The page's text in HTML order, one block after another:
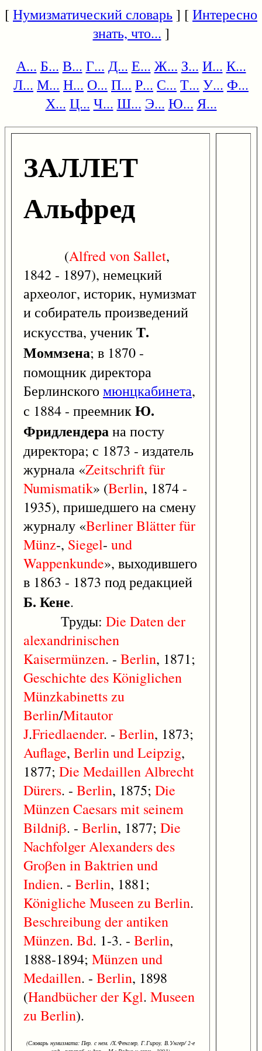
[Нумизматический словарь] [Интересно
знать, что... ]
А... Б... В... Г... Д... Е... Ж... З... И... К...
Л... М... Н... О... П... Р... С... Т... У... Ф...
Х... Ц... Ч... Ш... Э... Ю... Я...
ЗАЛЛЕТ
Альфред
(Alfredvon Sallet,
1842 - 1897), немецкий
археолог, историк, нумизмат
и собиратель произведений
искусства, ученикТ.
Моммзена; в 1870 -
помощник директора
Берлинского мюнцкабинета,
с 1884 - преемникЮ.
Фридлендерана посту
директора; с 1873 - издатель
журнала «Zeitschriftfür
Numismatik» (Berlin, 1874 -
1935), пришедшего на смену
журналу «BerlinerBlätterfür
Münz-, Siegel- und
Wappenkunde», выходившего
в 1863 - 1873 под редакцией
Б. Кене.
Труды: Die Datender
alexandrinischen
Kaisermünzen. - Berlin, 1871;
Geschichte des Königlichen
Münzkabinettszu
Berlin/Mitautor
J.Friedlaender. - Berlin, 1873;
Auflage, BerlinundLeipzig,
1877; Die MedaillenAlbrecht
Dürers. - Berlin, 1875; Die
MünzenCaesarsmit seinem
Bildniβ. - Berlin, 1877; Die
NachfolgerAlexandersdes
GroβeninBaktrienund
Indien. - Berlin, 1881;
Königliche MuseenzuBerlin.
Beschreibungder antiken
Münzen. Bd. 1-3. - Berlin,
1888-1894; Münzenund
Medaillen. - Berlin, 1898
(Handbücherder Kgl. Museen
zuBerlin).
(Словарь нумизмата: Пер. с нем. /Х.Фенглер, Г.Гироу, В.Унгер/ 2-е